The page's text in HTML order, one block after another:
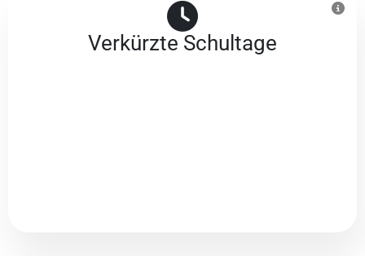
Verkürzte Schultage